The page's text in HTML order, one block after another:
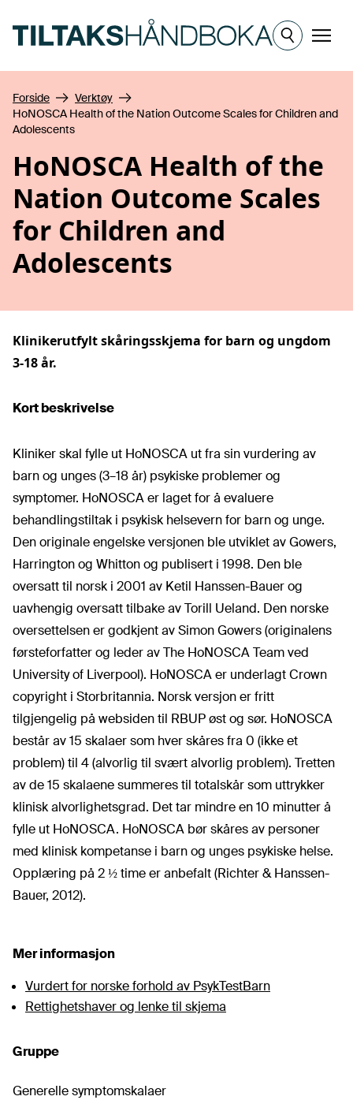
Meny
Forside
Verktøy
HoNOSCA Health of the Nation Outcome Scales for Children and
Adolescents
HoNOSCA Health of the
Nation Outcome Scales
for Children and
Adolescents
Klinikerutfylt skåringsskjema for barn og ungdom
3-18 år.
Kort beskrivelse
Kliniker skal fylle ut HoNOSCA ut fra sin vurdering av
barn og unges (3–18 år) psykiske problemer og
symptomer. HoNOSCA er laget for å evaluere
behandlingstiltak i psykisk helsevern for barn og unge.
Den originale engelske versjonen ble utviklet av Gowers,
Harrington og Whitton og publisert i 1998. Den ble
oversatt til norsk i 2001 av Ketil Hanssen-Bauer og
uavhengig oversatt tilbake av Torill Ueland. Den norske
oversettelsen er godkjent av Simon Gowers (originalens
førsteforfatter og leder av The HoNOSCA Team ved
University of Liverpool). HoNOSCA er underlagt Crown
copyright i Storbritannia. Norsk versjon er fritt
tilgjengelig på websiden til RBUP øst og sør. HoNOSCA
består av 15 skalaer som hver skåres fra 0 (ikke et
problem) til 4 (alvorlig til svært alvorlig problem). Tretten
av de 15 skalaene summeres til totalskår som uttrykker
klinisk alvorlighetsgrad. Det tar mindre en 10 minutter å
fylle ut HoNOSCA. HoNOSCA bør skåres av personer
med klinisk kompetanse i barn og unges psykiske helse.
Opplæring på 2 ½ time er anbefalt (Richter & Hanssen-
Bauer, 2012).
Mer informasjon
Vurdert for norske forhold av PsykTestBarn
Rettighetshaver og lenke til skjema
Gruppe
Generelle symptomskalaer